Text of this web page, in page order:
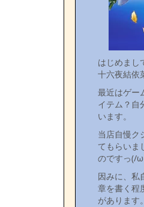
はじめまし
十六夜結依
最近はゲー
イテム？自
います。
当店自慢ク
てもらいま
のですっ(/
因みに、私
章を書く程
があります。